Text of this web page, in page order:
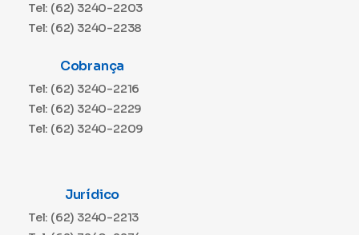
Tel: (62) 3240-2203
Tel: (62) 3240-2238
Cobrança
Tel: (62) 3240-2216
Tel: (62) 3240-2229
Tel: (62) 3240-2209
Jurídico
Tel: (62) 3240-2213